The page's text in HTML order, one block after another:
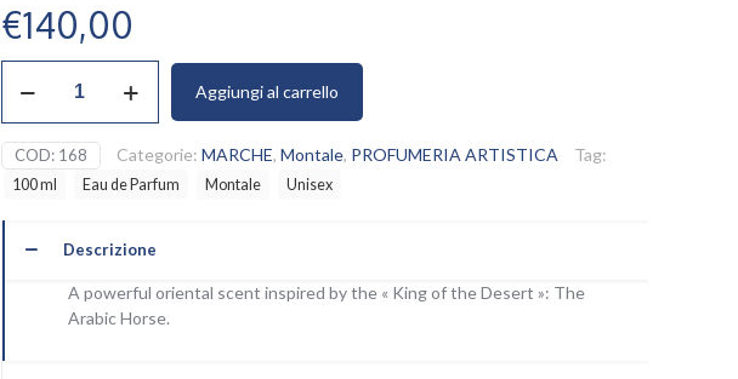
€140,00
Montale
quantità
Aggiungi al carrello
COD: 168 Categorie: MARCHE, Montale, PROFUMERIA ARTISTICA Tag:
100 ml Eau de Parfum Montale Unisex
Descrizione
A powerful oriental scent inspired by the « King of the Desert »: The
Arabic Horse.